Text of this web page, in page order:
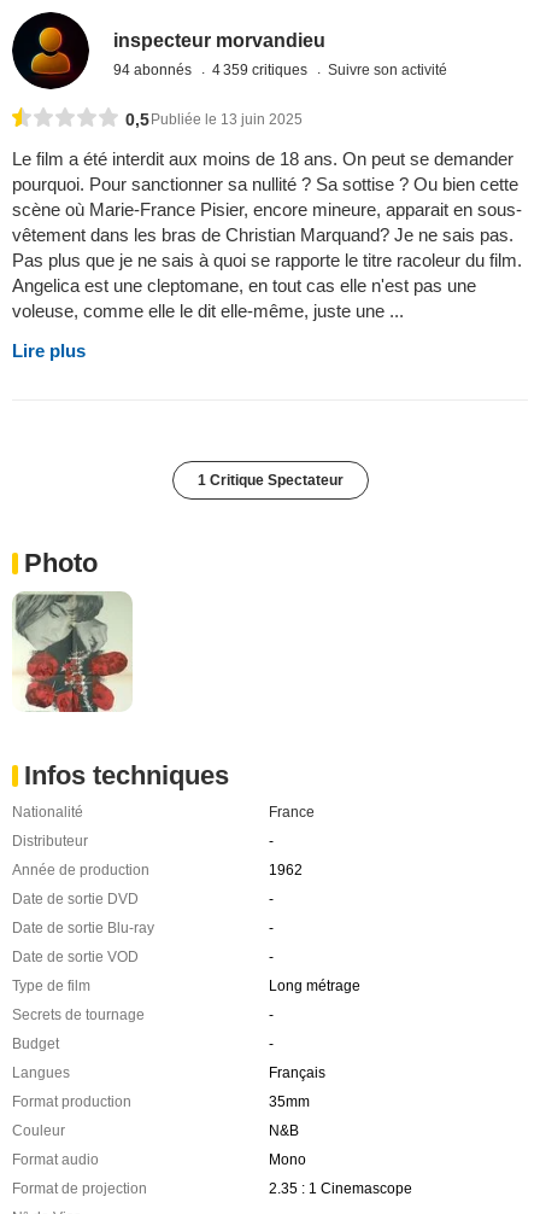
inspecteur morvandieu
94 abonnés 4 359 critiques Suivre son activité
0,5 Publiée le 13 juin 2025
Le film a été interdit aux moins de 18 ans. On peut se demander
pourquoi. Pour sanctionner sa nullité ? Sa sottise ? Ou bien cette
scène où Marie-France Pisier, encore mineure, apparait en sous-
vêtement dans les bras de Christian Marquand? Je ne sais pas.
Pas plus que je ne sais à quoi se rapporte le titre racoleur du film.
Angelica est une cleptomane, en tout cas elle n'est pas une
voleuse, comme elle le dit elle-même, juste une ...
Lire plus
1 Critique Spectateur
Photo
Infos techniques
Nationalité
France
Distributeur
-
Année de production
1962
Date de sortie DVD
-
Date de sortie Blu-ray
-
Date de sortie VOD
-
Type de film
Long métrage
Secrets de tournage
-
Budget
-
Langues
Français
Format production
35mm
Couleur
N&B
Format audio
Mono
Format de projection
2.35 : 1 Cinemascope